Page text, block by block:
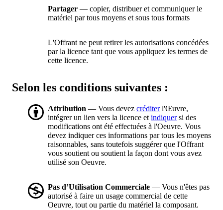
Partager — copier, distribuer et communiquer le
matériel par tous moyens et sous tous formats
L'Offrant ne peut retirer les autorisations concédées
par la licence tant que vous appliquez les termes de
cette licence.
Selon les conditions suivantes :
Attribution — Vous devez créditerl'Œuvre,
intégrer un lien vers la licence et indiquersi des
modifications ont été effectuées à l'Oeuvre. Vous
devez indiquer ces informations par tous les moyens
raisonnables, sans toutefois suggérer que l'Offrant
vous soutient ou soutient la façon dont vous avez
utilisé son Oeuvre.
Pas d’Utilisation Commerciale — Vous n'êtes pas
autorisé à faire un usage commercial de cette
Oeuvre, tout ou partie du matériel la composant.